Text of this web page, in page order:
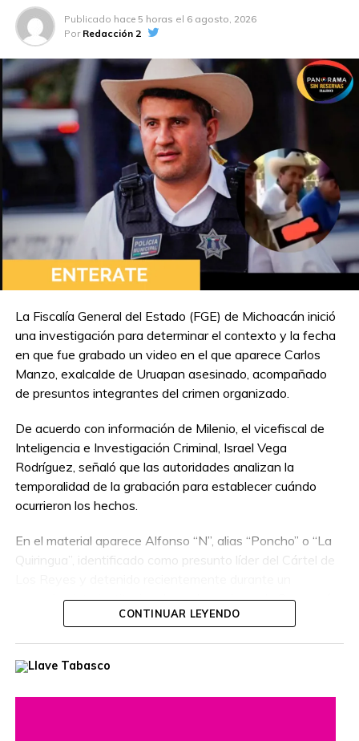
TEMAS RELACIONADOS:
INVESTIGAN EN PUEBLA A MUJER ACUSADA DE EJERCER COMO
QUÍMICA SIN CÉDULA PROFESIONAL
A CONTINUACIÓN
Causa Pemex ruina de 400 proveedores en
Tabasco; deuda será pagada hasta 2033
NO TE PIERDAS
Sheinbaum ordena no limitar recursos para
búsqueda de personas desaparecidas
Publicado hace 5 horas el 6 agosto, 2026
Por Redacción 2
La Fiscalía General del Estado (FGE) de Michoacán inició
una investigación para determinar el contexto y la fecha
en que fue grabado un video en el que aparece Carlos
Manzo, exalcalde de Uruapan asesinado, acompañado
de presuntos integrantes del crimen organizado.
De acuerdo con información de Milenio, el vicefiscal de
Inteligencia e Investigación Criminal, Israel Vega
Rodríguez, señaló que las autoridades analizan la
temporalidad de la grabación para establecer cuándo
ocurrieron los hechos.
En el material aparece Alfonso “N”, alias “Poncho” o “La
Quiringua”, identificado como presunto líder del Cártel de
operativo interinstitucional encabezado por la Secretaría
de la Defensa Nacional.
Unidos, que habían ofrecido una recompensa de hasta
CONTINUAR LEYENDO